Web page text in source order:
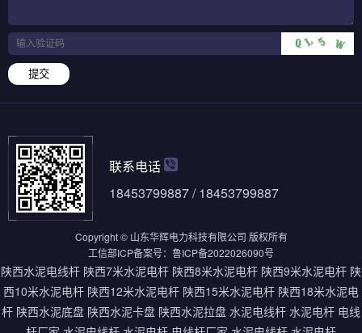
提交
联系电话
18453799887 / 18453799887
Copyright © 山东华辉电力科技有限公司 版权所有
工信部ICP备案号： 鲁ICP备2022026090号
陕西水泥电线杆 陕西7米水泥电杆 陕西8米水泥电杆 陕西9米水泥电杆 陕
西10米水泥电杆 陕西12米水泥电杆 陕西15米水泥电杆 陕西18米水泥电
杆 陕西水泥底盘 陕西水泥卡盘 陕西水泥拉盘 水泥电线杆 水泥电杆 电线